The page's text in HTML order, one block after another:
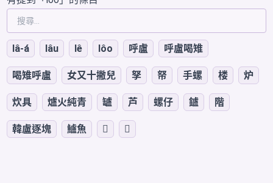
lâ-á lâu lê lôo 呼盧 呼盧喝雉
喝雉呼盧 女又十撇兒 孥 帑 手螺 楼 炉
炊具 爐火純青 罏 芦 螺仔 鑪 階
韓盧逐塊 鱸魚 𨩐 󳹱